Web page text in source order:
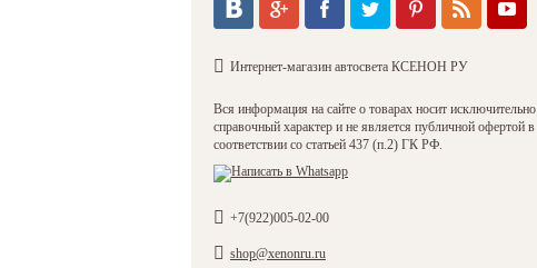
Интернет-магазин автосвета КСЕНОН РУ
Вся информация на сайте о товарах носит исключительно
справочный характер и не является публичной офертой в
соответствии со статьей 437 (п.2) ГК РФ.
+7(922)005-02-00
shop@xenonru.ru